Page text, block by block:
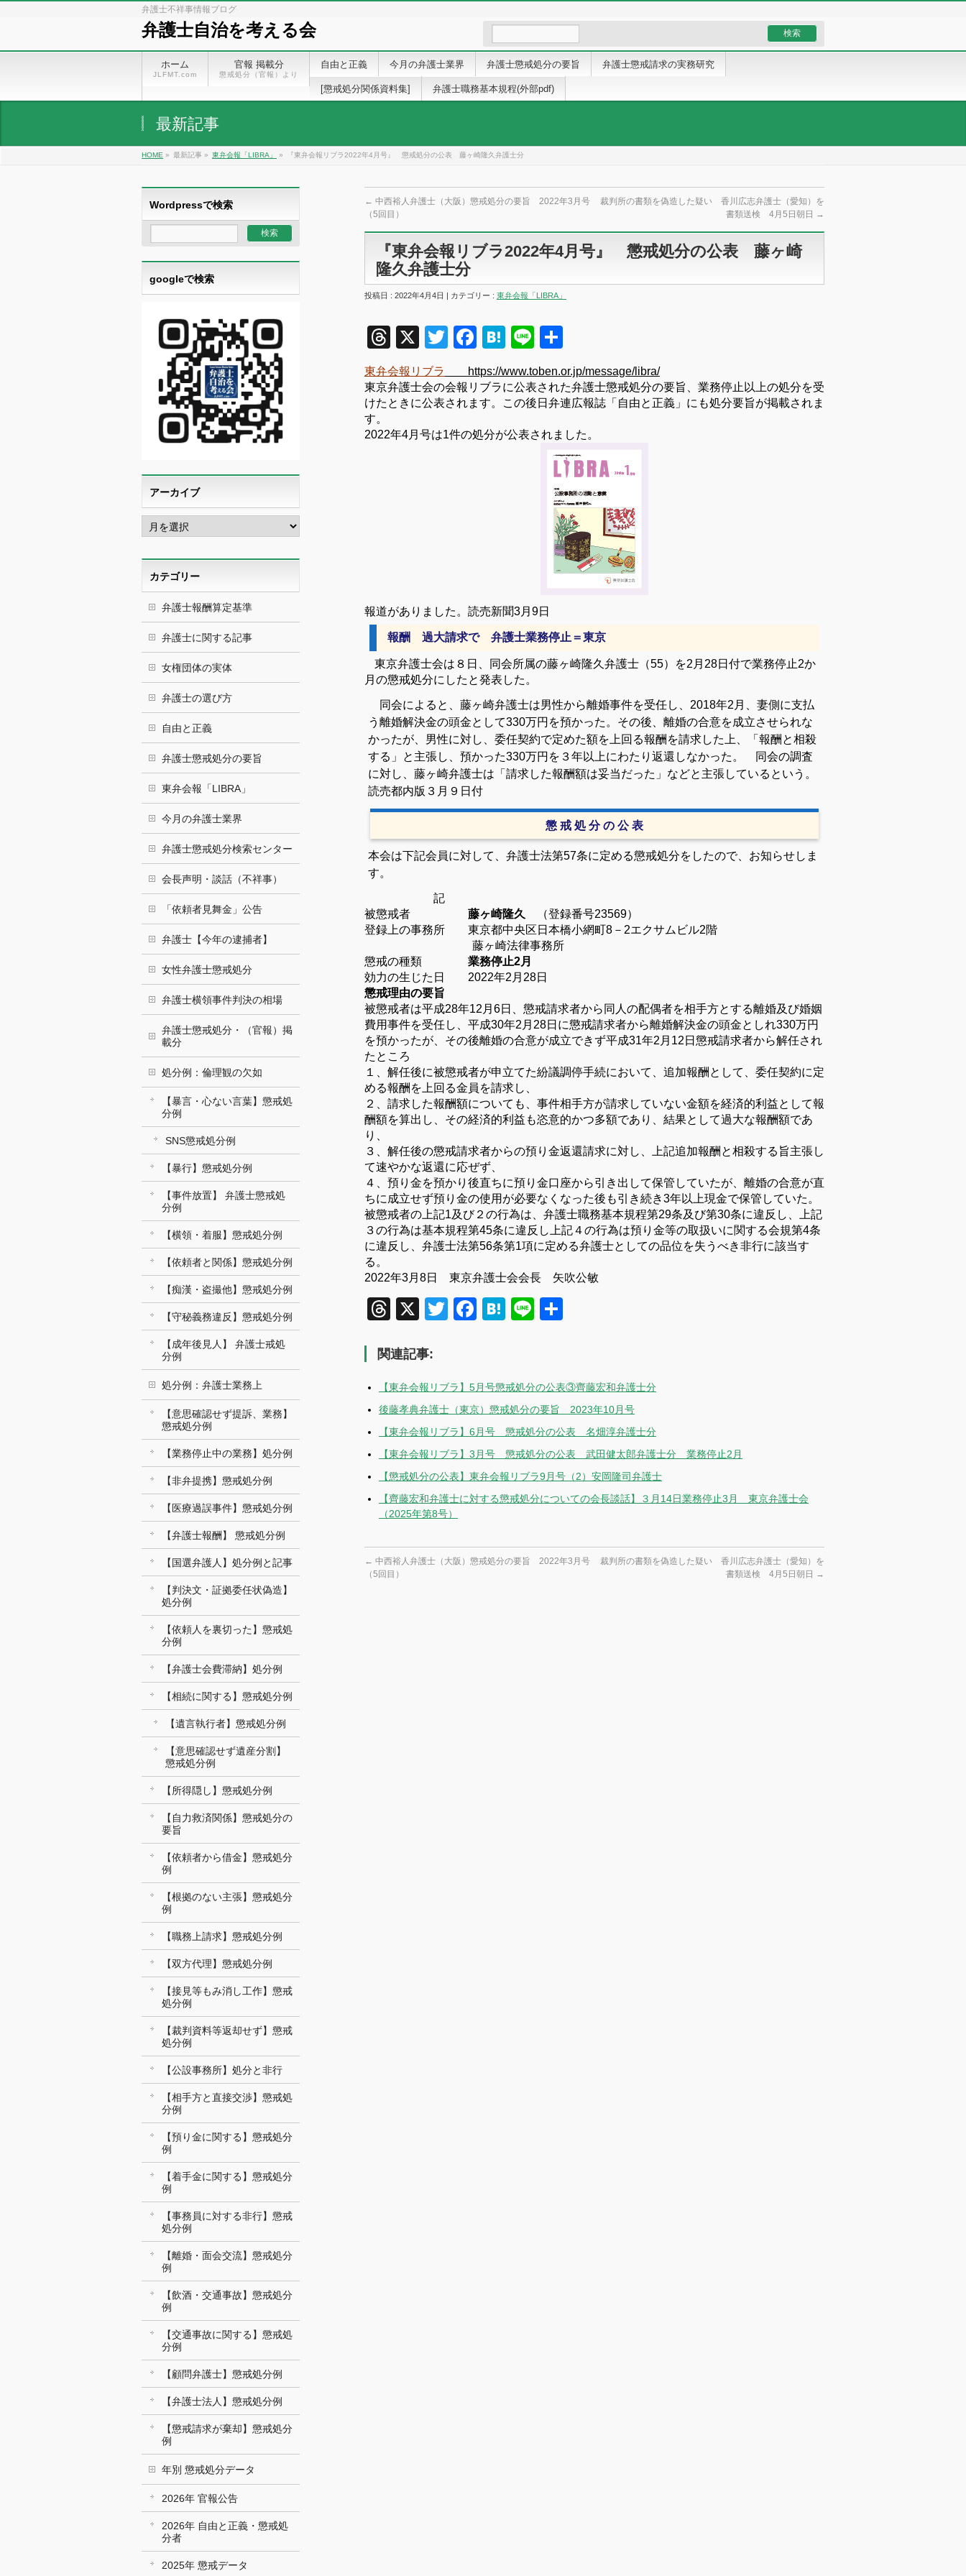
弁護士不祥事情報ブログ
弁護士自治を考える会
ホーム
JLFMT.com
官報 掲載分
懲戒処分（官報）より
自由と正義 今月の弁護士業界 弁護士懲戒処分の要旨 弁護士懲戒請求の実務研究
[懲戒処分関係資料集] 弁護士職務基本規程(外部pdf)
最新記事
HOME » 最新記事 » 東弁会報「LIBRA」 » 『東弁会報リブラ2022年4月号』 懲戒処分の公表 藤ヶ崎隆久弁護士分
← 中西裕人弁護士（大阪）懲戒処分の要旨 2022年3月号
（5回目）
裁判所の書類を偽造した疑い 香川広志弁護士（愛知）を
書類送検 4月5日朝日 →
『東弁会報リブラ2022年4月号』 懲戒処分の公表 藤ヶ崎
隆久弁護士分
投稿日 : 2022年4月4日 | カテゴリー : 東弁会報「LIBRA」
Threads
X TwitterFacebook
Hatena
Line
有
東弁会報リブラ
https://www.toben.or.jp/message/libra/
東京弁護士会の会報リブラに公表された弁護士懲戒処分の要旨、業務停止以上の処分を受
けたときに公表されます。この後日弁連広報誌「自由と正義」にも処分要旨が掲載されま
す。
2022年4月号は1件の処分が公表されました。
報道がありました。読売新聞3月9日
報酬 過大請求で 弁護士業務停止＝東京
東京弁護士会は８日、同会所属の藤ヶ崎隆久弁護士（55）を2月28日付で業務停止2か
月の懲戒処分にしたと発表した。
同会によると、藤ヶ崎弁護士は男性から離婚事件を受任し、2018年2月、妻側に支払
う離婚解決金の頭金として330万円を預かった。その後、離婚の合意を成立させられな
かったが、男性に対し、委任契約で定めた額を上回る報酬を請求した上、「報酬と相殺
する」と主張し、預かった330万円を３年以上にわたり返還しなかった。 同会の調査
に対し、藤ヶ崎弁護士は「請求した報酬額は妥当だった」などと主張しているという。
読売都内版３月９日付
懲 戒 処 分 の 公 表
本会は下記会員に対して、弁護士法第57条に定める懲戒処分をしたので、お知らせしま
す。
記
被懲戒者
藤ヶ崎隆久
（登録番号23569）
登録上の事務所 東京都中央区日本橋小網町8－2エクサムビル2階
藤ヶ崎法律事務所
懲戒の種類 業務停止2月
効力の生じた日 2022年2月28日
懲戒理由の要旨
被懲戒者は平成28年12月6日、懲戒請求者から同人の配偶者を相手方とする離婚及び婚姻
費用事件を受任し、平成30年2月28日に懲戒請求者から離婚解決金の頭金としれ330万円
を預かったが、その後離婚の合意が成立できず平成31年2月12日懲戒請求者から解任され
たところ
１、解任後に被懲戒者が申立てた紛議調停手続において、追加報酬として、委任契約に定
める報酬を上回る金員を請求し、
２、請求した報酬額についても、事件相手方が請求していない金額を経済的利益として報
酬額を算出し、その経済的利益も恣意的かつ多額であり、結果として過大な報酬額であ
り、
３、解任後の懲戒請求者からの預り金返還請求に対し、上記追加報酬と相殺する旨主張し
て速やかな返還に応ぜず、
４、預り金を預かり後直ちに預り金口座から引き出して保管していたが、離婚の合意が直
ちに成立せず預り金の使用が必要なくなった後も引き続き3年以上現金で保管していた。
被懲戒者の上記1及び２の行為は、弁護士職務基本規程第29条及び第30条に違反し、上記
３の行為は基本規程第45条に違反し上記４の行為は預り金等の取扱いに関する会規第4条
に違反し、弁護士法第56条第1項に定める弁護士としての品位を失うべき非行に該当す
る。
2022年3月8日 東京弁護士会会長 矢吹公敏
Threads
X TwitterFacebook
Hatena
Line
関連記事:
【東弁会報リブラ】5月号懲戒処分の公表③齊藤宏和弁護士分
後藤孝典弁護士（東京）懲戒処分の要旨 2023年10月号
【東弁会報リブラ】6月号 懲戒処分の公表 名畑淳弁護士分
【東弁会報リブラ】3月号 懲戒処分の公表 武田健太郎弁護士分 業務停止2月
【懲戒処分の公表】東弁会報リブラ9月号（2）安岡隆司弁護士
【齊藤宏和弁護士に対する懲戒処分についての会長談話】３月14日業務停止3月 東京弁護士会
（2025年第8号）
← 中西裕人弁護士（大阪）懲戒処分の要旨 2022年3月号
（5回目）
裁判所の書類を偽造した疑い 香川広志弁護士（愛知）を
書類送検 4月5日朝日 →
Wordpressで検索
googleで検索
アーカイブ
ア
ー
イ
ブカテゴリー
弁護士報酬算定基準
弁護士に関する記事
女権団体の実体
弁護士の選び方
自由と正義
弁護士懲戒処分の要旨
東弁会報「LIBRA」
今月の弁護士業界
弁護士懲戒処分検索センター
会長声明・談話（不祥事）
「依頼者見舞金」公告
弁護士【今年の逮捕者】
女性弁護士懲戒処分
弁護士横領事件判決の相場
弁護士懲戒処分・（官報）掲
載分
処分例：倫理観の欠如
【暴言・心ない言葉】懲戒処
分例
SNS懲戒処分例
【暴行】懲戒処分例
【事件放置】 弁護士懲戒処
分例
【横領・着服】懲戒処分例
【依頼者と関係】懲戒処分例
【痴漢・盗撮他】懲戒処分例
【守秘義務違反】懲戒処分例
【成年後見人】 弁護士戒処
分例
処分例：弁護士業務上
【意思確認せず提訴、業務】
懲戒処分例
【業務停止中の業務】処分例
【非弁提携】懲戒処分例
【医療過誤事件】懲戒処分例
【弁護士報酬】 懲戒処分例
【国選弁護人】処分例と記事
【判決文・証拠委任状偽造】
処分例
【依頼人を裏切った】懲戒処
分例
【弁護士会費滞納】処分例
【相続に関する】懲戒処分例
【遺言執行者】懲戒処分例
【意思確認せず遺産分割】
懲戒処分例
【所得隠し】懲戒処分例
【自力救済関係】懲戒処分の
要旨
【依頼者から借金】懲戒処分
例
【根拠のない主張】懲戒処分
例
【職務上請求】懲戒処分例
【双方代理】懲戒処分例
【接見等もみ消し工作】懲戒
処分例
【裁判資料等返却せず】懲戒
処分例
【公設事務所】処分と非行
【相手方と直接交渉】懲戒処
分例
【預り金に関する】懲戒処分
例
【着手金に関する】懲戒処分
例
【事務員に対する非行】懲戒
処分例
【離婚・面会交流】懲戒処分
例
【飲酒・交通事故】懲戒処分
例
【交通事故に関する】懲戒処
分例
【顧問弁護士】懲戒処分例
【弁護士法人】懲戒処分例
【懲戒請求が棄却】懲戒処分
例
年別 懲戒処分データ
2026年 官報公告
2026年 自由と正義・懲戒処
分者
2025年 懲戒データ